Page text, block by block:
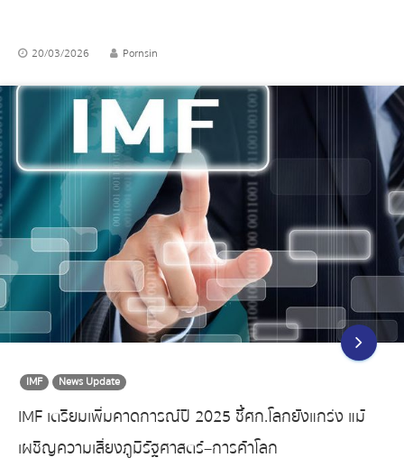
20/03/2026 Pornsin
IMF News Update
IMF เตรียมเพิ่มคาดการณ์ปี 2025 ชี้ศก.โลกยังแกร่ง แม้
เผชิญความเสี่ยงภูมิรัฐศาสตร์–การค้าโลก